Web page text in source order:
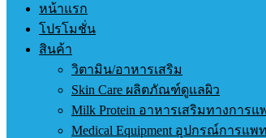
หน้าแรก
โปรโมชั่น
สินค้า
วิตามิน/อาหารเสริม
Skin Care ผลิตภัณฑ์ดูแลผิว
Milk Protein อาหารเสริมทางการ
Medical Equipment อุปกรณ์การแพ